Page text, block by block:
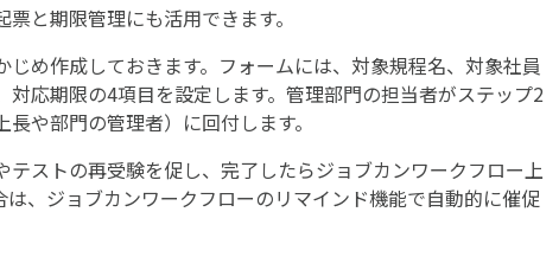
と期限管理にも活用できます。
め作成しておきます。フォームには、対象規程名、対象社員
応期限の4項目を設定します。管理部門の担当者がステップ2
や部門の管理者）に回付します。
ストの再受験を促し、完了したらジョブカンワークフロー上
、ジョブカンワークフローのリマインド機能で自動的に催促